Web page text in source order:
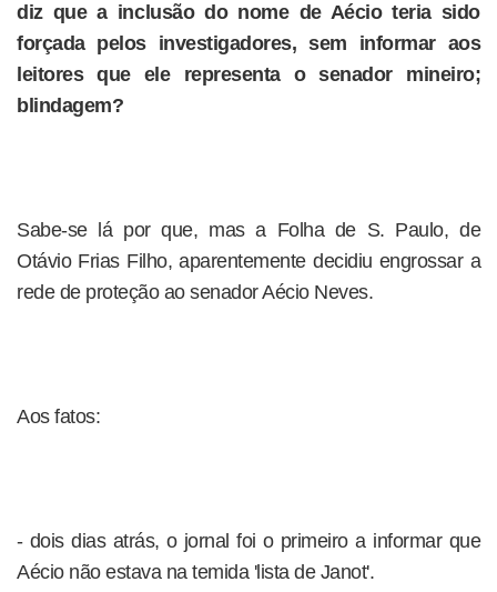
diz que a inclusão do nome de Aécio teria sido
forçada pelos investigadores, sem informar aos
leitores que ele representa o senador mineiro;
blindagem?
Sabe-se lá por que, mas a Folha de S. Paulo, de
Otávio Frias Filho, aparentemente decidiu engrossar a
rede de proteção ao senador Aécio Neves.
Aos fatos:
- dois dias atrás, o jornal foi o primeiro a informar que
Aécio não estava na temida 'lista de Janot'.